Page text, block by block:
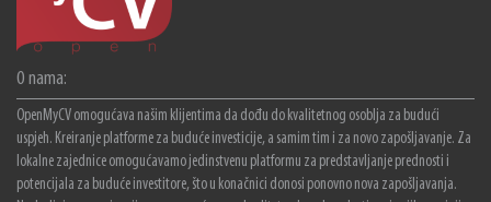
O nama:
OpenMyCV omogućava našim klijentima da dođu do kvalitetnog osoblja za budući
uspjeh. Kreiranje platforme za buduće investicije, a samim tim i za novo zapošljavanje. Za
lokalne zajednice omogućavamo jedinstvenu platformu za predstavljanje prednosti i
potencijala za buduće investitore, što u konačnici donosi ponovno nova zapošljavanja.